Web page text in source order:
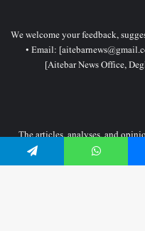
We welcome your feedback,
• Email:
[Aitebar News Office,
The articles, analyses, and
solely represent the personal
do not necessarily reflect the
WhatsApp
Telegram